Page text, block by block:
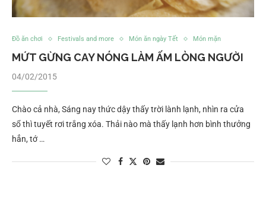
Đồ ăn chơi Festivals and more Món ăn ngày Tết Món mặn
MỨT GỪNG CAY NÓNG LÀM ẤM LÒNG NGƯỜI
04/02/2015
Chào cả nhà, Sáng nay thức dậy thấy trời lành lạnh, nhìn ra cửa
sổ thì tuyết rơi trắng xóa. Thải nào mà thấy lạnh hơn bình thưởng
hẳn, tớ …